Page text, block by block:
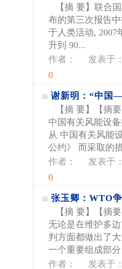
【摘 要】联合
布的第三次报告
于人类活动, 2007
升到 90...
作者：
发表于：
0
谢新明：“中国
【摘 要】【摘
中国有关风能设
从 中国有关风能
公约》 而采取的
作者：
发表于：
0
张玉卿：WTO
【摘 要】【摘
无论是在维护多
判方面都做出了
一个重要组成部
作者：
发表于：